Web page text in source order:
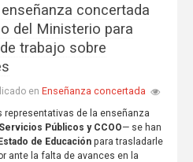
concertada
del Ministerio para
trabajo sobre
en Enseñanza concertada
de la enseñanza
Servicios Públicos y CCOO— se han
de Educaciónpara trasladarle
ante la falta de avances en la